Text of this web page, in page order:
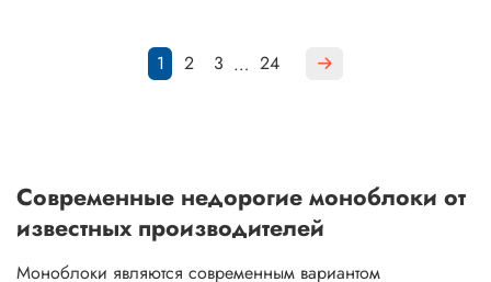
1 2 3 … 24
Современные недорогие моноблоки от
известных производителей
Моноблоки являются современным вариантом